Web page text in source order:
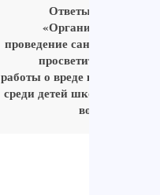
Ответы на тест
«Организация и
проведение санитарно-
просветительной
работы о вреде курения
среди детей школьного
возраста»